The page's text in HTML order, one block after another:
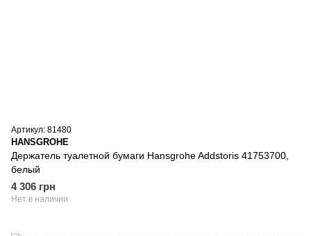
Артикул: 81480
HANSGROHE
Держатель туалетной бумаги Hansgrohe Addstoris 41753700,
белый
4 306 грн
Нет в наличии